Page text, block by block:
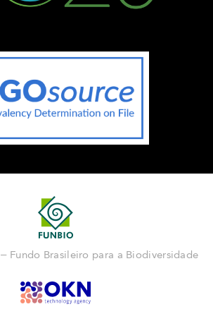
Fundo Brasileiro para a Biodiversidade